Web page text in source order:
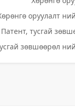
оруулалт
тусгай
зөвшөөрөл